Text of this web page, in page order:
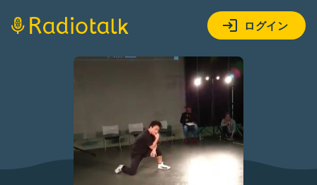
ログイン